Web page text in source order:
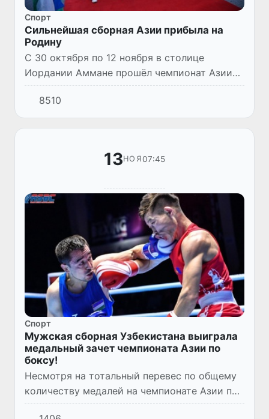
Спорт
Сильнейшая сборная Азии прибыла на
Родину
С 30 октября по 12 ноября в столице
Иордании Аммане прошёл чемпионат Азии
по боксу среди взрослых.
8510
13НОЯ07:45
Спорт
Мужская сборная Узбекистана выиграла
медальный зачет чемпионата Азии по
боксу!
Несмотря на тотальный перевес по общему
количеству медалей на чемпионате Азии по
боксу, завершившемся в столице Иордании